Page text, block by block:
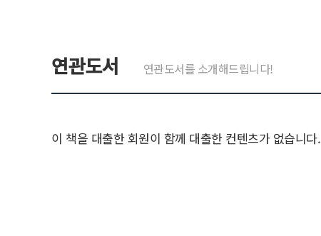
연관도서 연관도서를 소개해드립니다!
이 책을 대출한 회원이 함께 대출한 컨텐츠가 없습니다.